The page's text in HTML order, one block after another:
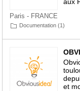
Paris - FRANCE
Documentation (1)
et